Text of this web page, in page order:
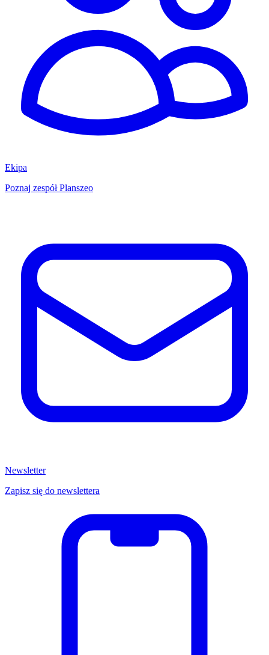
Ekipa
Poznaj zespół Planszeo
Newsletter
Zapisz się do newslettera